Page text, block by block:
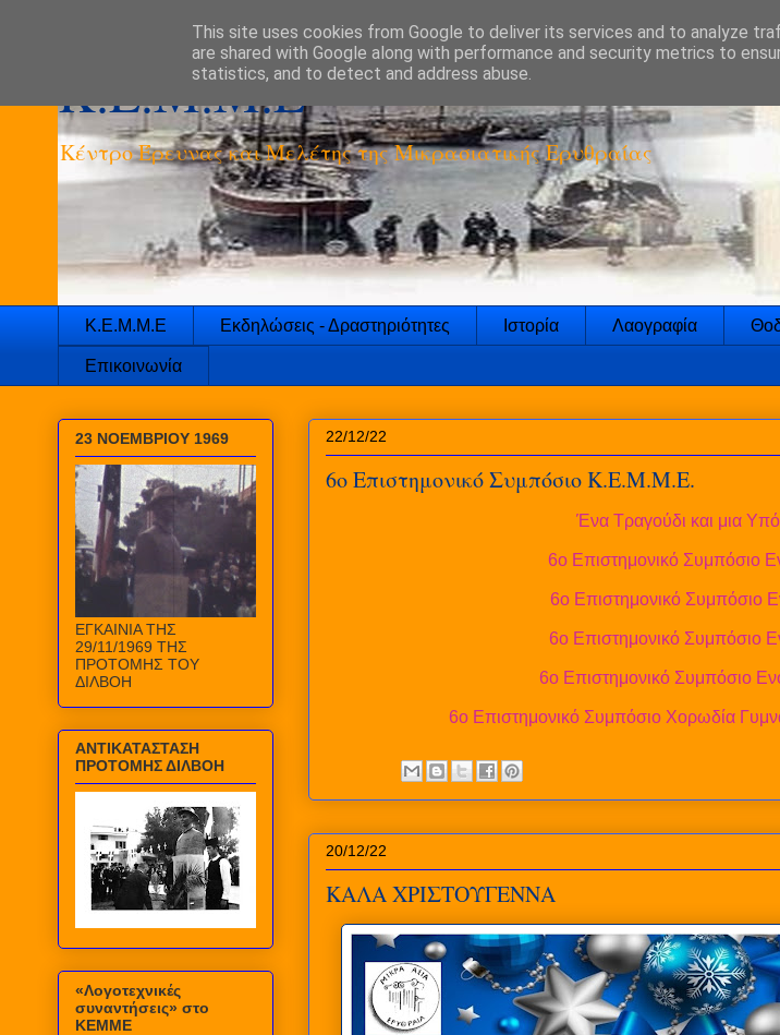
K.E.M.M.E
Κέντρο Έρευνας και Μελέτης της Μικρασιατικής Ερυθραίας
Κ.Ε.Μ.Μ.Ε Εκδηλώσεις - Δραστηριότητες Ιστορία Λαογραφία
Επικοινωνία
22/12/22
6ο Επιστημονικό Συμπόσιο Κ.Ε.Μ.Μ.Ε.
Ένα Τραγούδι και μια
6ο Επιστημονικό Συμπόσιο
6ο Επιστημονικό Συμπόσιο
6ο Επιστημονικό Συμπόσιο
6ο Επιστημονικό Συμπόσιο
6ο Επιστημονικό Συμπόσιο Χορωδία
20/12/22
ΚΑΛΑ ΧΡΙΣΤΟΥΓΕΝΝΑ
23 ΝΟΕΜΒΡΙΟΥ 1969
ΕΓΚΑΙΝΙΑ ΤΗΣ
29/11/1969 ΤΗΣ
ΠΡΟΤΟΜΗΣ ΤΟΥ
ΔΙΛΒΟΗ
ΑΝΤΙΚΑΤΑΣΤΑΣΗ
ΠΡΟΤΟΜΗΣ ΔΙΛΒΟΗ
«Λογοτεχνικές
συναντήσεις» στο
ΚΕΜΜΕ
This site uses cookies from Google to deliver its services and to analyze
are shared with Google along with performance and security metrics to
statistics, and to detect and address abuse.